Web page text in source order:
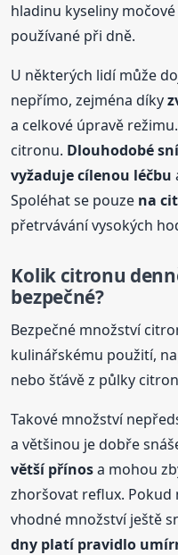
hladinu kyseliny
používané při dně.
U některých lidí může
nepřímo, zejména díky
a celkové úpravě
citronu. Dlouhodobé
vyžaduje cílenou léčbu
Spoléhat se pouze na
přetrvávání vysokých
Kolik citronu
bezpečné?
Bezpečné množství
kulinářskému použití,
nebo šťávě z půlky
Takové množství
a většinou je dobře
větší přínosa mohou
zhoršovat reflux. Pokud
vhodné množství ještě
dny platí pravidlo